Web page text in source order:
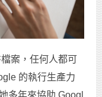
案，任何人都可
的執行生產力
多年來協助 Googl